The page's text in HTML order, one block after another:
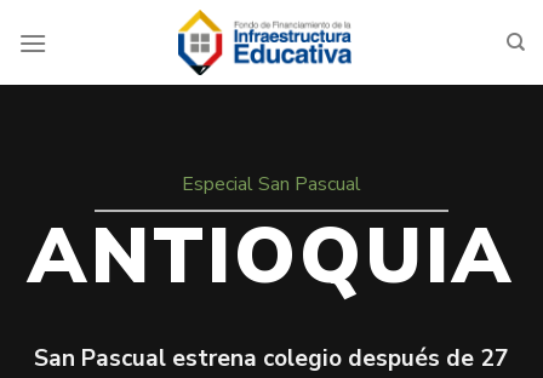
Especial San Pascual
ANTIOQUIA
San Pascual estrena colegio después de 27